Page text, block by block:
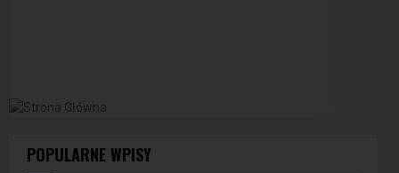
POPULARNE WPISY